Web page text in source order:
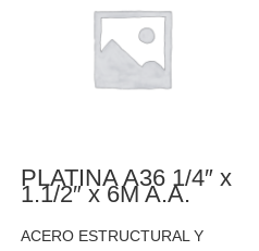
PLATINA A36 1/4″ x
1.1/2″ x 6M A.A.
ACERO ESTRUCTURAL Y